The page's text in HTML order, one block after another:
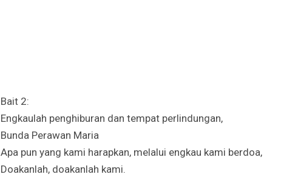
Bait 2:
Engkaulah penghiburan dan tempat perlindungan,
Bunda Perawan Maria
Apa pun yang kami harapkan, melalui engkau kami berdoa,
Doakanlah, doakanlah kami.